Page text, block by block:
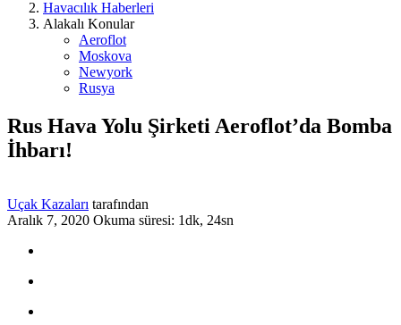
Havacılık Haberleri
Alakalı Konular
Aeroflot
Moskova
Newyork
Rusya
Rus Hava Yolu Şirketi Aeroflot’da Bomba
İhbarı!
Uçak Kazaları tarafından
Aralık 7, 2020 Okuma süresi: 1dk, 24sn